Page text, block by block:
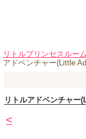
リトルプリンセスルー
アドベンチャー(Little
リトルアドベンチャ
<